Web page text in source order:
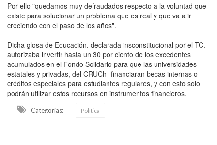
Por ello "quedamos muy defraudados respecto a la voluntad que
existe para solucionar un problema que es real y que va a ir
creciendo con el paso de los años".
Dicha glosa de Educación, declarada insconstitucional por el TC,
autorizaba invertir hasta un 30 por ciento de los excedentes
acumulados en el Fondo Solidario para que las universidades -
estatales y privadas, del CRUCh- financiaran becas internas o
créditos especiales para estudiantes regulares, y con esto solo
podrán utilizar estos recursos en instrumentos financieros.
Categorias: Política